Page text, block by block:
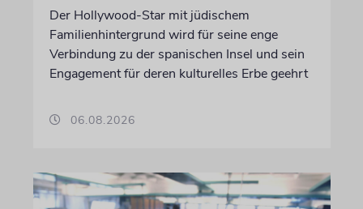
Der Hollywood-Star mit jüdischem
Familienhintergrund wird für seine enge
Verbindung zu der spanischen Insel und sein
Engagement für deren kulturelles Erbe geehrt
06.08.2026